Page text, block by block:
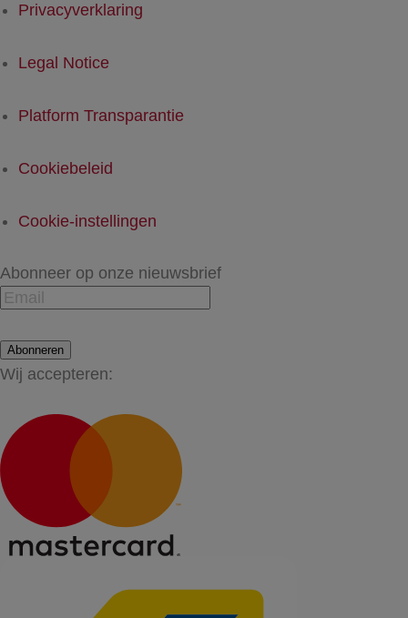
Privacyverklaring
Legal Notice
Platform Transparantie
Cookiebeleid
Cookie-instellingen
Abonneer op onze nieuwsbrief
Abonneren
Wij accepteren: